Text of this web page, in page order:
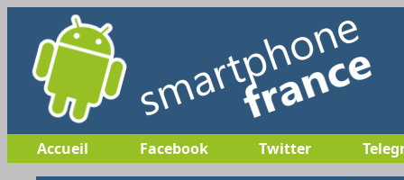
Accueil Facebook Twitter